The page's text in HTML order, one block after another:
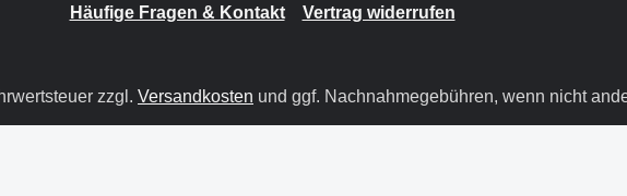
Häufige Fragen & Kontakt Vertrag widerrufen
zzgl. Versandkosten und ggf. Nachnahmegebühren, wenn nicht